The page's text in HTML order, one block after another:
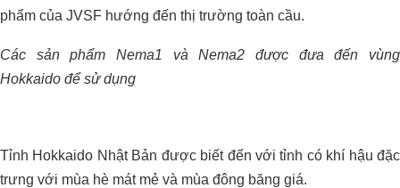
phẩm của JVSF hướng đến thị trường toàn cầu.
Các sản phẩm Nema1 và Nema2 được đưa đến vùng
Hokkaido để sử dụng
Tỉnh Hokkaido Nhật Bản được biết đến với tỉnh có khí hậu đặc
trưng với mùa hè mát mẻ và mùa đông băng giá.